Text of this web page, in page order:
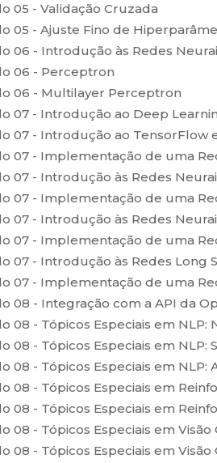
05 - Validação Cruzada
05 - Ajuste Fino de
06 - Introdução às Redes
06 - Perceptron
06 - Multilayer Perceptron
07 - Introdução ao Deep
07 - Introdução ao TensorFlow
07 - Implementação de uma
07 - Introdução às Redes
07 - Implementação de uma
07 - Introdução às Redes
07 - Implementação de uma
07 - Introdução às Redes Long
07 - Implementação de uma
08 - Integração com a API da
08 - Tópicos Especiais em NLP:
08 - Tópicos Especiais em NLP:
08 - Tópicos Especiais em NLP:
08 - Tópicos Especiais em
08 - Tópicos Especiais em
08 - Tópicos Especiais em
08 - Tópicos Especiais em